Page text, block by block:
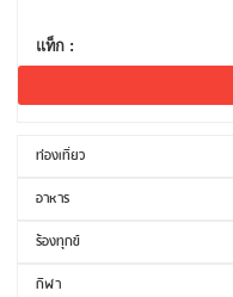
แท็ก :
ท่องเที่ยว
อาหาร
ร้องทุกข์
กีฬา